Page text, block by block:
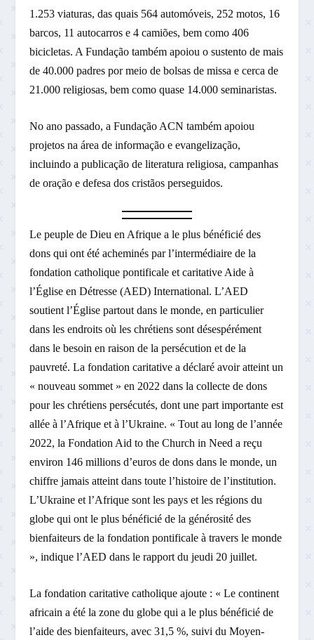
1.253 viaturas, das quais 564 automóveis, 252 motos, 16
barcos, 11 autocarros e 4 camiões, bem como 406
bicicletas. A Fundação também apoiou o sustento de mais
de 40.000 padres por meio de bolsas de missa e cerca de
21.000 religiosas, bem como quase 14.000 seminaristas.
No ano passado, a Fundação ACN também apoiou
projetos na área de informação e evangelização,
incluindo a publicação de literatura religiosa, campanhas
de oração e defesa dos cristãos perseguidos.
Le peuple de Dieu en Afrique a le plus bénéficié des
dons qui ont été acheminés par l’intermédiaire de la
fondation catholique pontificale et caritative Aide à
l’Église en Détresse (AED) International. L’AED
soutient l’Église partout dans le monde, en particulier
dans les endroits où les chrétiens sont désespérément
dans le besoin en raison de la persécution et de la
pauvreté. La fondation caritative a déclaré avoir atteint un
« nouveau sommet » en 2022 dans la collecte de dons
pour les chrétiens persécutés, dont une part importante est
allée à l’Afrique et à l’Ukraine. « Tout au long de l’année
2022, la Fondation Aid to the Church in Need a reçu
environ 146 millions d’euros de dons dans le monde, un
chiffre jamais atteint dans toute l’histoire de l’institution.
L’Ukraine et l’Afrique sont les pays et les régions du
globe qui ont le plus bénéficié de la générosité des
bienfaiteurs de la fondation pontificale à travers le monde
», indique l’AED dans le rapport du jeudi 20 juillet.
La fondation caritative catholique ajoute : « Le continent
africain a été la zone du globe qui a le plus bénéficié de
l’aide des bienfaiteurs, avec 31,5 %, suivi du Moyen-